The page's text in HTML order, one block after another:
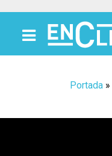
Portada »